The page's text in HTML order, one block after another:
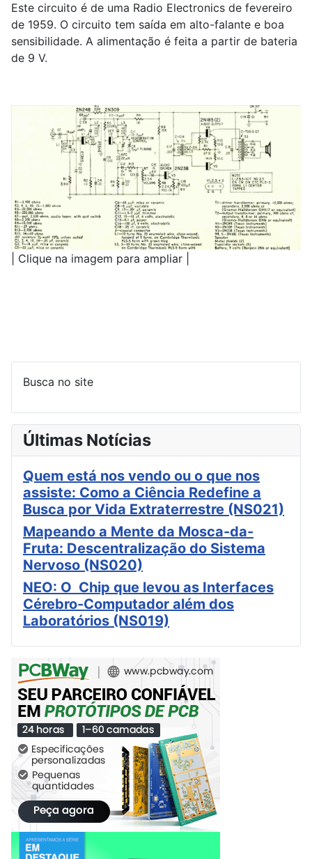
Este circuito é de uma Radio Electronics de fevereiro
de 1959. O circuito tem saída em alto-falante e boa
sensibilidade. A alimentação é feita a partir de bateria
de 9 V.
| Clique na imagem para ampliar |
Busca no site
Últimas Notícias
Quem está nos vendo ou o que nos
assiste: Como a Ciência Redefine a
Busca por Vida Extraterrestre (NS021)
Mapeando a Mente da Mosca-da-
Fruta: Descentralização do Sistema
Nervoso (NS020)
NEO: O Chip que levou as Interfaces
Cérebro-Computador além dos
Laboratórios (NS019)